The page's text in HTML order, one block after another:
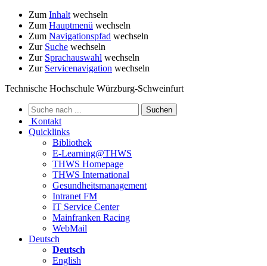
Zum Inhalt wechseln
Zum Hauptmenü wechseln
Zum Navigationspfad wechseln
Zur Suche wechseln
Zur Sprachauswahl wechseln
Zur Servicenavigation wechseln
Technische Hochschule Würzburg-Schweinfurt
Kontakt
Quicklinks
Bibliothek
E-Learning@THWS
THWS Homepage
THWS International
Gesundheitsmanagement
Intranet FM
IT Service Center
Mainfranken Racing
WebMail
Deutsch
Deutsch
English